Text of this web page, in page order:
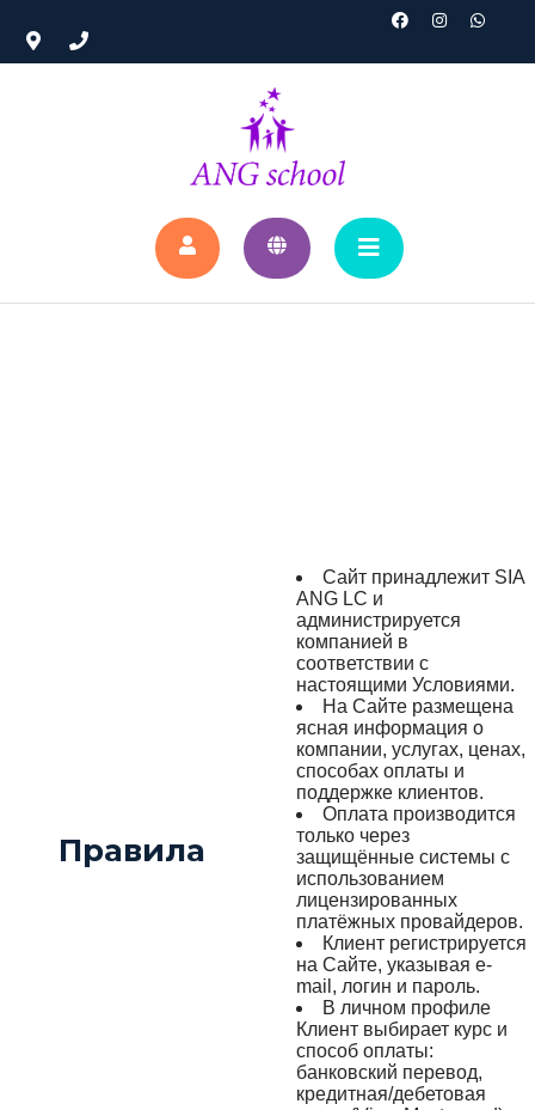
Правила
Сайт принадлежит SIA
ANG LC и
администрируется
компанией в
соответствии с
настоящими Условиями.
На Сайте размещена
ясная информация о
компании, услугах, ценах,
способах оплаты и
поддержке клиентов.
Оплата производится
только через
защищённые системы с
использованием
лицензированных
платёжных провайдеров.
Клиент регистрируется
на Сайте, указывая e-
mail, логин и пароль.
В личном профиле
Клиент выбирает курс и
способ оплаты:
банковский перевод,
кредитная/дебетовая